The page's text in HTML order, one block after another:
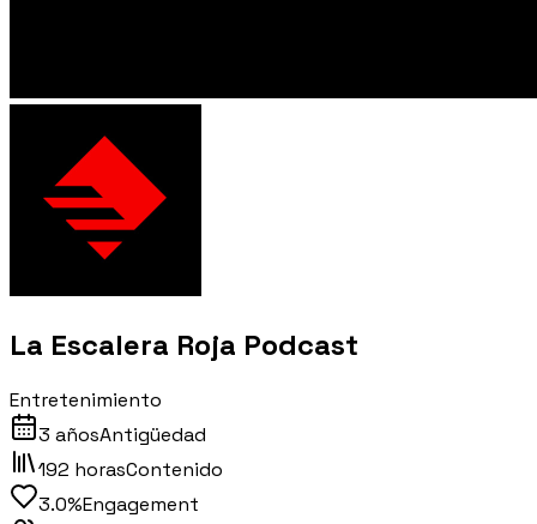
La Escalera Roja Podcast
Entretenimiento
3 añosAntigüedad
192 horasContenido
3.0%Engagement